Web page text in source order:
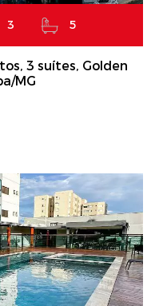
3 5
3 suítes, Golden
MG